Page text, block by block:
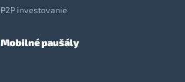
P2P investovanie
Mobilné paušály